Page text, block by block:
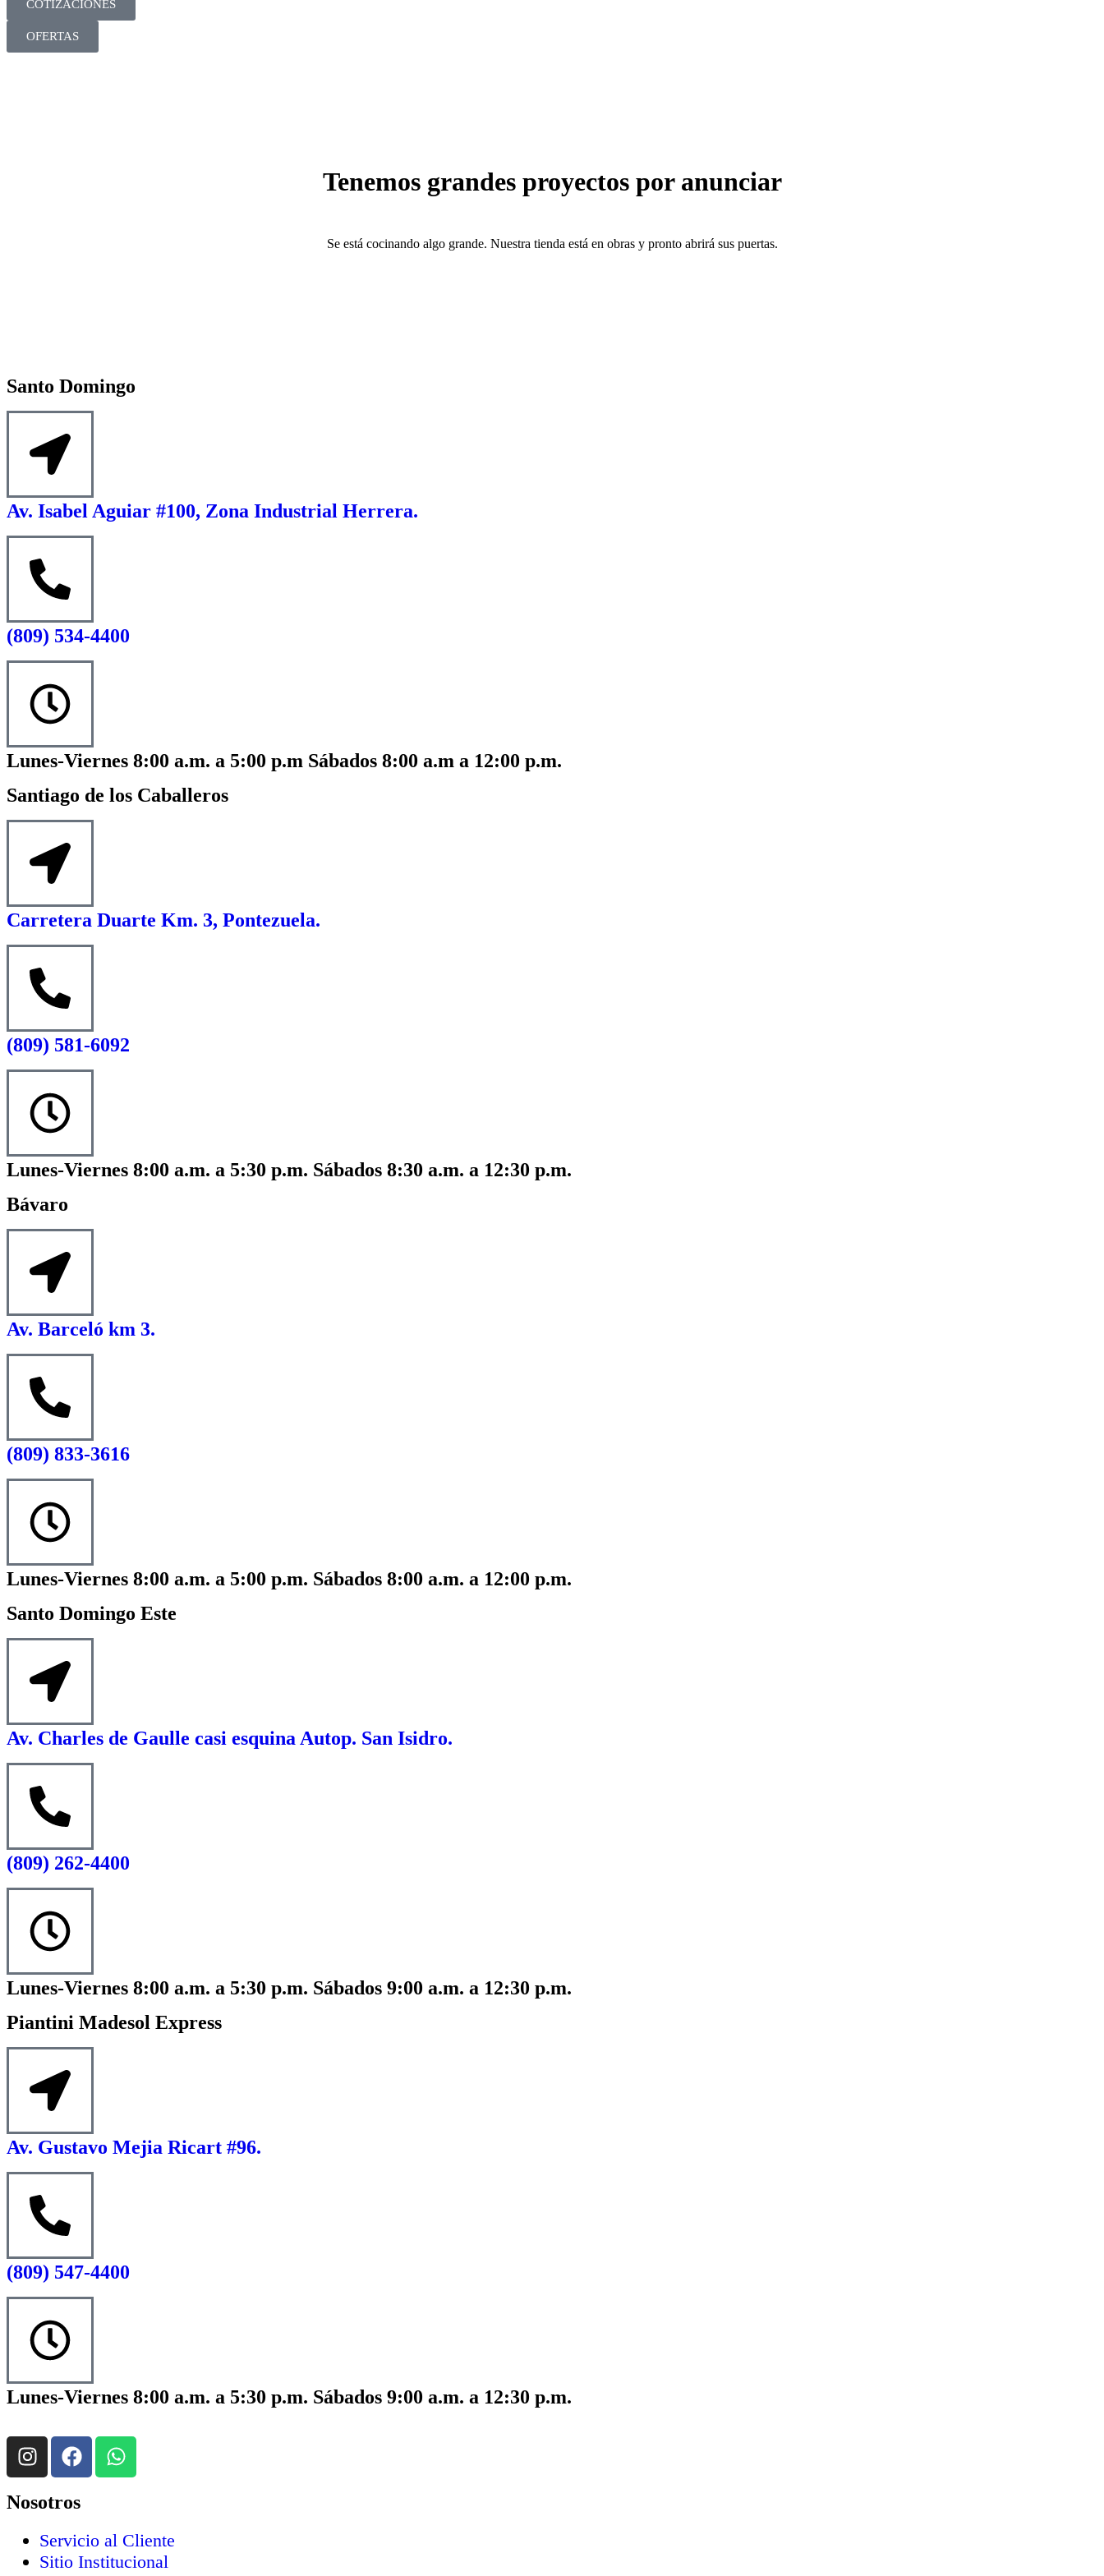
COTIZACIONES
OFERTAS
Tenemos grandes proyectos por anunciar
Se está cocinando algo grande. Nuestra tienda está en obras y pronto abrirá sus puertas.
Santo Domingo
Av. Isabel Aguiar #100, Zona Industrial Herrera.
(809) 534-4400
Lunes-Viernes 8:00 a.m. a 5:00 p.m Sábados 8:00 a.m a 12:00 p.m.
Santiago de los Caballeros
Carretera Duarte Km. 3, Pontezuela.
(809) 581-6092
Lunes-Viernes 8:00 a.m. a 5:30 p.m. Sábados 8:30 a.m. a 12:30 p.m.
Bávaro
Av. Barceló km 3.
(809) 833-3616
Lunes-Viernes 8:00 a.m. a 5:00 p.m. Sábados 8:00 a.m. a 12:00 p.m.
Santo Domingo Este
Av. Charles de Gaulle casi esquina Autop. San Isidro.
(809) 262-4400
Lunes-Viernes 8:00 a.m. a 5:30 p.m. Sábados 9:00 a.m. a 12:30 p.m.
Piantini Madesol Express
Av. Gustavo Mejia Ricart #96.
(809) 547-4400
Lunes-Viernes 8:00 a.m. a 5:30 p.m. Sábados 9:00 a.m. a 12:30 p.m.
Nosotros
Servicio al Cliente
Sitio Institucional